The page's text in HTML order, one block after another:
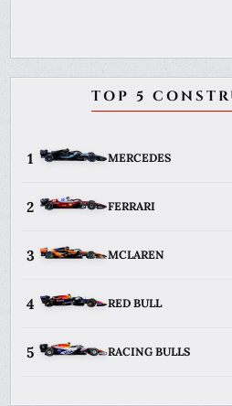
TOP 5
1 MERCEDES
2 FERRARI
3 MCLAREN
4 RED BULL
5 RACING BULLS